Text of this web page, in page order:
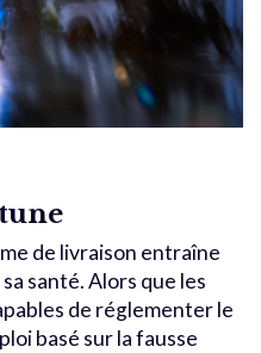
de livraison entraîne
santé. Alors que les
de réglementer le
basé sur la fausse